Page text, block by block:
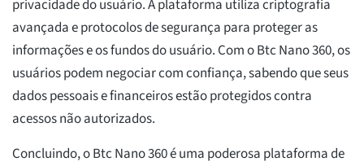
privacidade do usuário. A plataforma utiliza criptografia
avançada e protocolos de segurança para proteger as
informações e os fundos do usuário. Com o Btc Nano 360, os
usuários podem negociar com confiança, sabendo que seus
dados pessoais e financeiros estão protegidos contra
acessos não autorizados.
Concluindo, o Btc Nano 360 é uma poderosa plataforma de